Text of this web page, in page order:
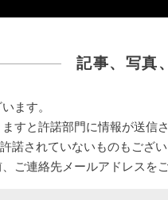
記事、写真
ます。
すと許諾部門に情報が送信
諾されていないものもござ
ご連絡先メールアドレスを